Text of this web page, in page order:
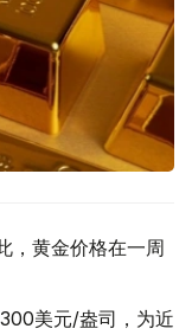
，黄金价格在一周
美元/盎司，为近